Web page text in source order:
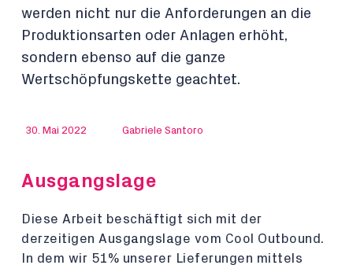
werden nicht nur die Anforderungen an die
Produktionsarten oder Anlagen erhöht,
sondern ebenso auf die ganze
Wertschöpfungskette geachtet.
30. Mai 2022 Gabriele Santoro
Ausgangslage
Diese Arbeit beschäftigt sich mit der
derzeitigen Ausgangslage vom Cool Outbound.
In dem wir 51% unserer Lieferungen mittels